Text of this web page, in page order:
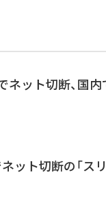
ネット切断、国
ット切断の「ス